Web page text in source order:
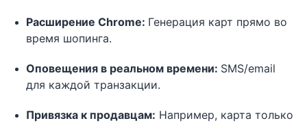
Расширение Chrome: Генерация карт прямо во
время шопинга.
Оповещения в реальном времени: SMS/email
для каждой транзакции.
Привязка к продавцам: Например, карта только